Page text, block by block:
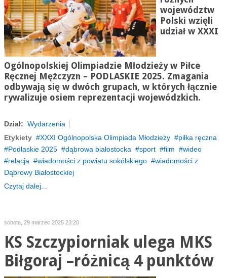
województw
Polski wzięli
udział w XXXI
Ogólnopolskiej Olimpiadzie Młodzieży w Piłce
Ręcznej Mężczyzn – PODLASKIE 2025. Zmagania
odbywają się w dwóch grupach, w których łącznie
rywalizuje osiem reprezentacji wojewódzkich.
Dział: Wydarzenia
Etykiety
XXXI Ogólnopolska Olimpiada Młodzieży
piłka ręczna
Podlaskie 2025
dąbrowa białostocka sport film
wideo
relacja
wiadomości z powiatu sokólskiego
wiadomości z
Dąbrowy Białostockiej
Czytaj dalej...
sobota, 29 marzec 2025 23:20
KS Szczypiorniak ulega MKS
Biłgoraj –różnicą 4 punktów